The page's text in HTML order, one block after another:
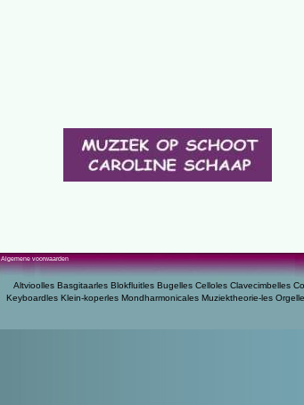
Algemene voorwaarden
Altvioolles Basgitaarles Blokfluitles Bugelles Celloles Clavecimbelles
Keyboardles Klein-koperles Mondharmonicales Muziektheorie-les